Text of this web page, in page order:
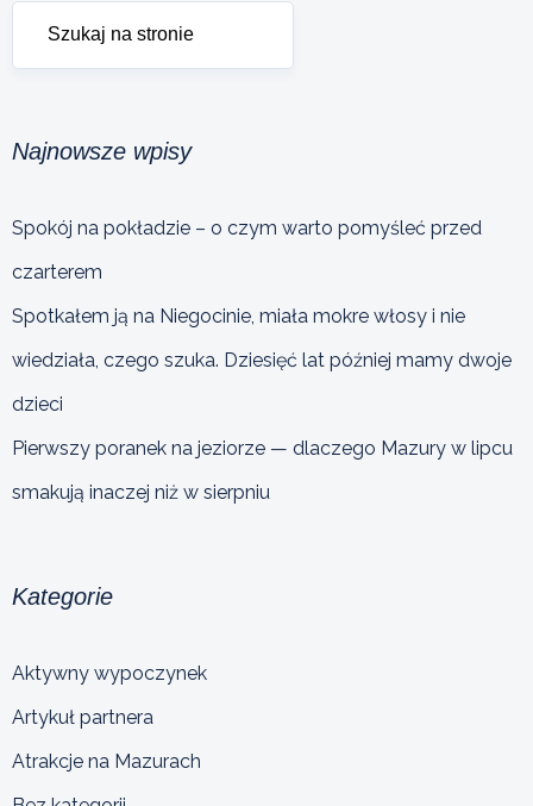
Najnowsze wpisy
Spokój na pokładzie – o czym warto pomyśleć przed
czarterem
Spotkałem ją na Niegocinie, miała mokre włosy i nie
wiedziała, czego szuka. Dziesięć lat później mamy dwoje
dzieci
Pierwszy poranek na jeziorze — dlaczego Mazury w lipcu
smakują inaczej niż w sierpniu
Kategorie
Aktywny wypoczynek
Artykuł partnera
Atrakcje na Mazurach